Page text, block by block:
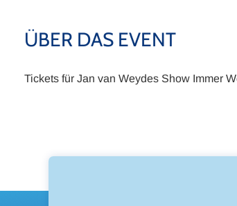
ÜBER DAS EVENT
Tickets für Jan van Weydes Show Immer